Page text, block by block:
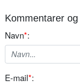
Kommentarer
Navn*:
E-mail*: